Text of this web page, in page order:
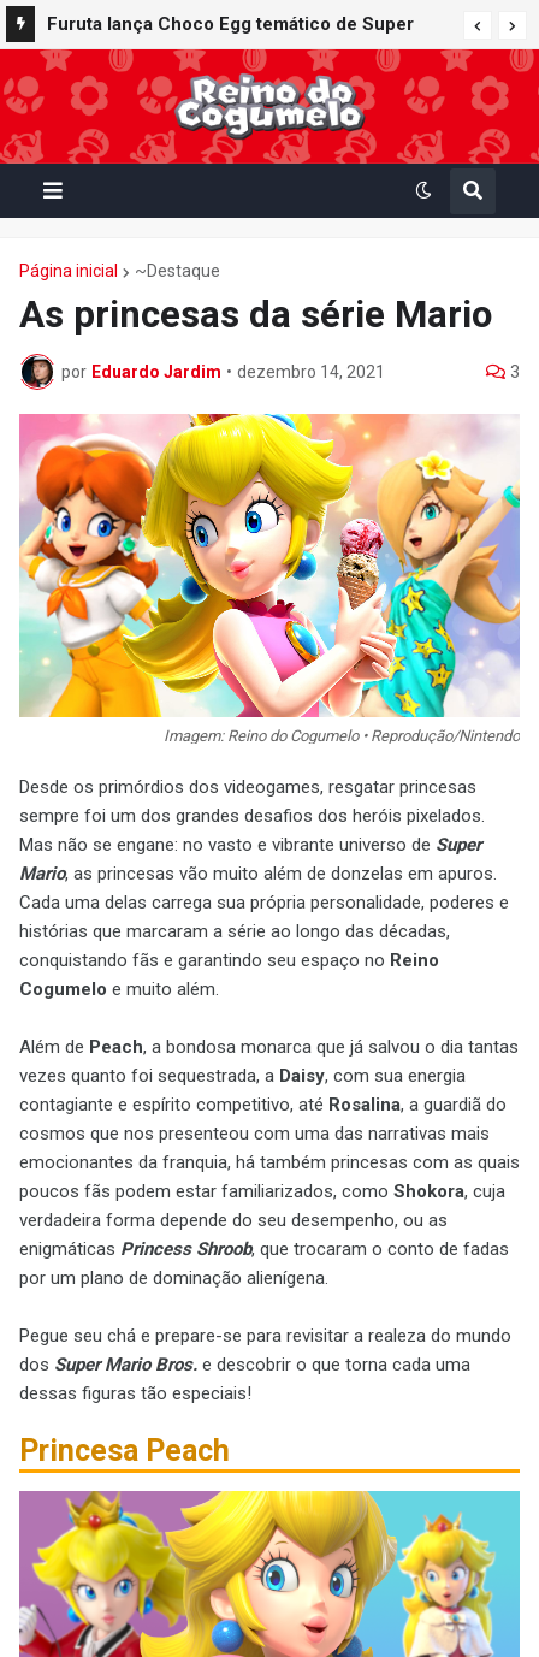
Furuta lança Choco Egg temático de Super
Mario Party Jamboree — Nintendo Switch 2
Edition + Jamboree TV com 15 miniaturas
colecionáveis
Página inicial ~Destaque
As princesas da série Mario
por Eduardo Jardim • dezembro 14, 2021 3
Imagem: Reino do Cogumelo • Reprodução/Nintendo
Desde os primórdios dos videogames, resgatar princesas
sempre foi um dos grandes desafios dos heróis pixelados.
Mas não se engane: no vasto e vibrante universo de Super
Mario, as princesas vão muito além de donzelas em apuros.
Cada uma delas carrega sua própria personalidade, poderes e
histórias que marcaram a série ao longo das décadas,
conquistando fãs e garantindo seu espaço no Reino
Cogumelo e muito além.
Além de Peach, a bondosa monarca que já salvou o dia tantas
vezes quanto foi sequestrada, a Daisy, com sua energia
contagiante e espírito competitivo, até Rosalina, a guardiã do
cosmos que nos presenteou com uma das narrativas mais
emocionantes da franquia, há também princesas com as quais
poucos fãs podem estar familiarizados, como Shokora, cuja
verdadeira forma depende do seu desempenho, ou as
enigmáticas Princess Shroob, que trocaram o conto de fadas
por um plano de dominação alienígena.
Pegue seu chá e prepare-se para revisitar a realeza do mundo
dos Super Mario Bros. e descobrir o que torna cada uma
dessas figuras tão especiais!
Princesa Peach